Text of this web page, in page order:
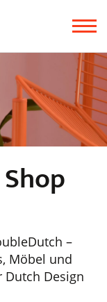
–
Möbel und
Design